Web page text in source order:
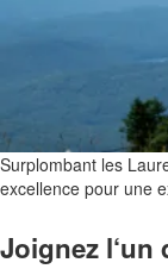
Surplombant les
excellence pour une
Joignez